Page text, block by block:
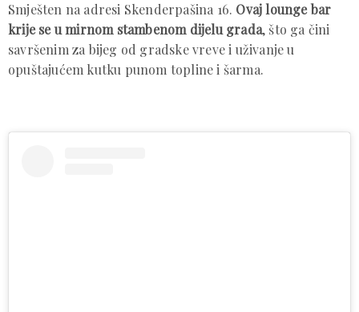
Smješten na adresi Skenderpašina 16. Ovaj lounge bar
krije se u mirnom stambenom dijelu grada, što ga čini
savršenim za bijeg od gradske vreve i uživanje u
opuštajućem kutku punom topline i šarma.